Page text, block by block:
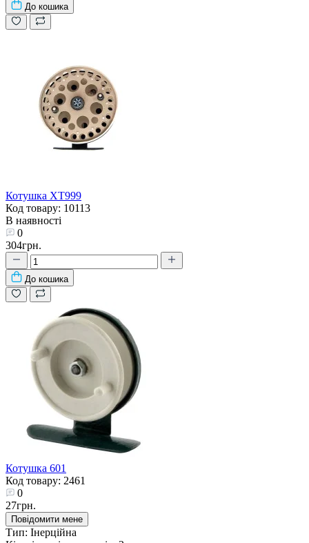
До кошика
Котушка XT999
Код товару: 10113
В наявності
0
304грн.
До кошика
Котушка 601
Код товару: 2461
0
27грн.
Повідомити мене
Тип: Інерційна